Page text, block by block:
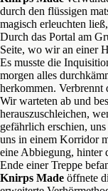
durch den flüssigen
magisch erleuchten
Durch das Portal am
Seite, wo wir an einer
Es musste die
morgen alles
herkommen. Verbrennt
Wir warteten ab und
herauszuschleichen,
gefährlich erschien,
uns in einem Korridor
eine Abbiegung, hinter
Ende einer Treppe
Knirps Made öffnete